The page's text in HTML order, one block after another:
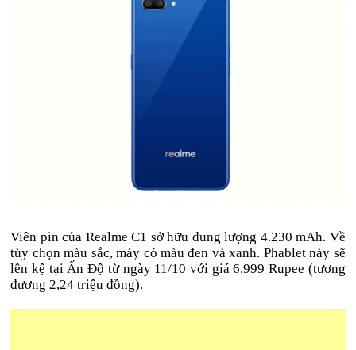
Viên pin của Realme C1 sở hữu dung lượng 4.230 mAh. Về
tùy chọn màu sắc, máy có màu đen và xanh. Phablet này sẽ
lên kệ tại Ấn Độ từ ngày 11/10 với giá 6.999 Rupee (tương
đương 2,24 triệu đồng).